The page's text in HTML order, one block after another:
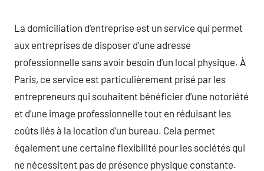
La domiciliation d’entreprise est un service qui permet
aux entreprises de disposer d’une adresse
professionnelle sans avoir besoin d’un local physique. À
Paris, ce service est particulièrement prisé par les
entrepreneurs qui souhaitent bénéficier d’une notoriété
et d’une image professionnelle tout en réduisant les
coûts liés à la location d’un bureau. Cela permet
également une certaine flexibilité pour les sociétés qui
ne nécessitent pas de présence physique constante.